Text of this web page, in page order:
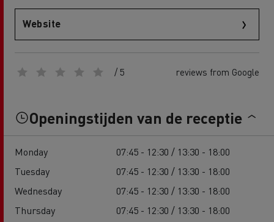
Website
/ 5 reviews from Google
Openingstijden van de receptie
Monday
07:45 - 12:30 / 13:30 - 18:00
Tuesday
07:45 - 12:30 / 13:30 - 18:00
Wednesday
07:45 - 12:30 / 13:30 - 18:00
Thursday
07:45 - 12:30 / 13:30 - 18:00